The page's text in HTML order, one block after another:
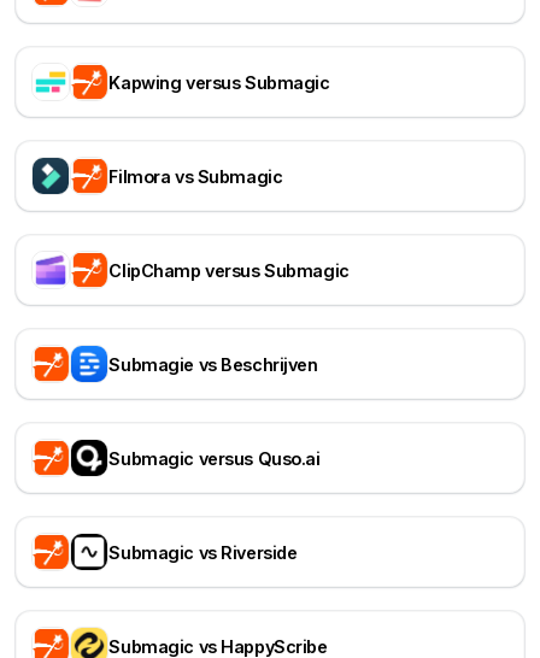
Kapwing versus Submagic
Filmora vs Submagic
ClipChamp versus Submagic
Submagie vs Beschrijven
Submagic versus Quso.ai
Submagic vs Riverside
Submagic vs HappyScribe